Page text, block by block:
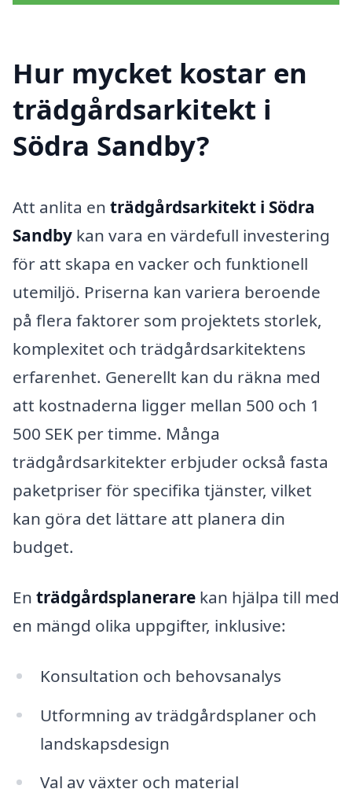
Hur mycket kostar en
trädgårdsarkitekt i
Södra Sandby?
Att anlita en trädgårdsarkitekt i Södra
Sandby kan vara en värdefull investering
för att skapa en vacker och funktionell
utemiljö. Priserna kan variera beroende
på flera faktorer som projektets storlek,
komplexitet och trädgårdsarkitektens
erfarenhet. Generellt kan du räkna med
att kostnaderna ligger mellan 500 och 1
500 SEK per timme. Många
trädgårdsarkitekter erbjuder också fasta
paketpriser för specifika tjänster, vilket
kan göra det lättare att planera din
budget.
En trädgårdsplanerare kan hjälpa till med
en mängd olika uppgifter, inklusive:
Konsultation och behovsanalys
Utformning av trädgårdsplaner och
landskapsdesign
Val av växter och material